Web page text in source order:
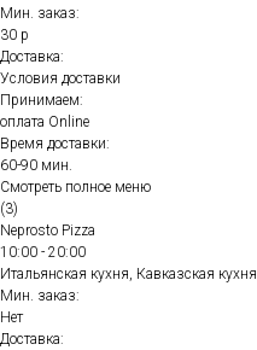
Мин. заказ:
30 р
Доставка:
Условия доставки
Принимаем:
оплата Online
Время доставки:
60-90 мин.
Смотреть полное меню
(3)
Neprosto Pizza
10:00 - 20:00
Итальянская кухня, Кавказская кухня
Мин. заказ:
Нет
Доставка: